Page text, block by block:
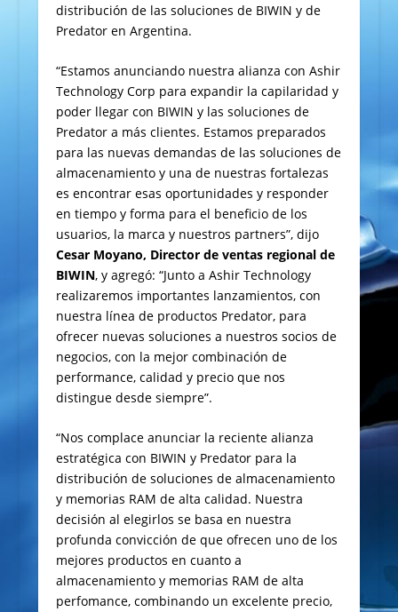
distribución de las soluciones de BIWIN y de
Predator en Argentina.
“Estamos anunciando nuestra alianza con Ashir
Technology Corp para expandir la capilaridad y
poder llegar con BIWIN y las soluciones de
Predator a más clientes. Estamos preparados
para las nuevas demandas de las soluciones de
almacenamiento y una de nuestras fortalezas
es encontrar esas oportunidades y responder
en tiempo y forma para el beneficio de los
usuarios, la marca y nuestros partners”, dijo
Cesar Moyano, Director de ventas regional de
BIWIN, y agregó: “Junto a Ashir Technology
realizaremos importantes lanzamientos, con
nuestra línea de productos Predator, para
ofrecer nuevas soluciones a nuestros socios de
negocios, con la mejor combinación de
performance, calidad y precio que nos
distingue desde siempre”.
“Nos complace anunciar la reciente alianza
estratégica con BIWIN y Predator para la
distribución de soluciones de almacenamiento
y memorias RAM de alta calidad. Nuestra
decisión al elegirlos se basa en nuestra
profunda convicción de que ofrecen uno de los
mejores productos en cuanto a
almacenamiento y memorias RAM de alta
perfomance, combinando un excelente precio,